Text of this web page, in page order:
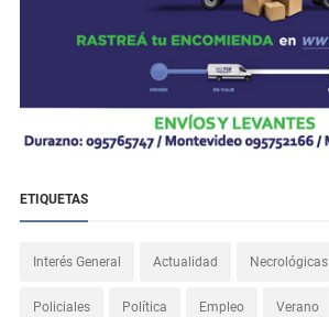
ETIQUETAS
Interés General Actualidad Necrológicas
Policiales Política Empleo Verano